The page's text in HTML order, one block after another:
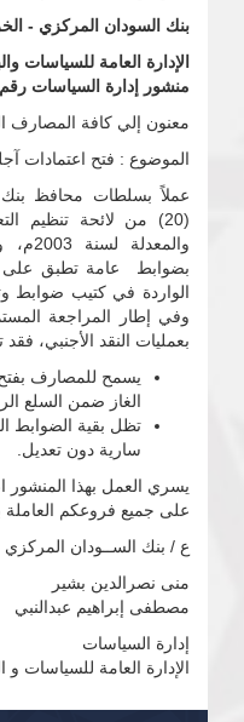
بنك السودان المركزي -
الإدارة العامة للسياسات
منشور إدارة السياسات رقم (7/
معنون إلي كافة المصارف
الموضوع : فتح اعتمادات
عملاً بسلطات محافظ بنك
وفي إطار المراجعة
بعمليات النقد الأجنبي، فقد
يسمح للمصارف بفتح
الغاز ضمن السلع
تظل بقية الضوابط
سارية دون تعديل.
يسري العمل بهذا المنشور
على جميع فروعكم العاملة
ع / بنك الســودان المركزي
منى نصرالدين بشير
مصطفى إبراهيم عبدالنبي
إدارة السياسات
الإدارة العامة للسياسات و